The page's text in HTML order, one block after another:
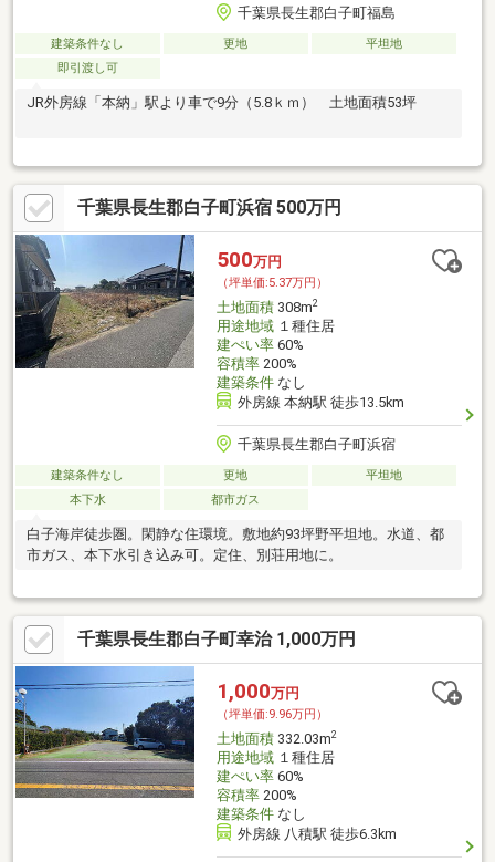
千葉県長生郡白子町福島
建築条件なし 更地
平坦地
即引渡し可
JR外房線「本納」駅より車で9分（5.8ｋｍ） 土地面積53坪
千葉県長生郡白子町浜宿 500万円
500万円
（坪単価:5.37万円）
土地面積308m2
用途地域１種住居
建ぺい率60%
容積率200%
建築条件なし
外房線 本納駅 徒歩13.5km
千葉県長生郡白子町浜宿
建築条件なし 更地
平坦地
本下水
都市ガス
白子海岸徒歩圏。閑静な住環境。敷地約93坪野平坦地。水道、都
市ガス、本下水引き込み可。定住、別荘用地に。
千葉県長生郡白子町幸治 1,000万円
1,000万円
（坪単価:9.96万円）
土地面積332.03m2
用途地域１種住居
建ぺい率60%
容積率200%
建築条件なし
外房線 八積駅 徒歩6.3km